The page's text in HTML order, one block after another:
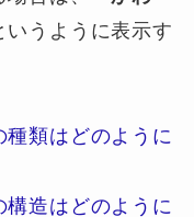
いうように表示す
類はどのように
造はどのように